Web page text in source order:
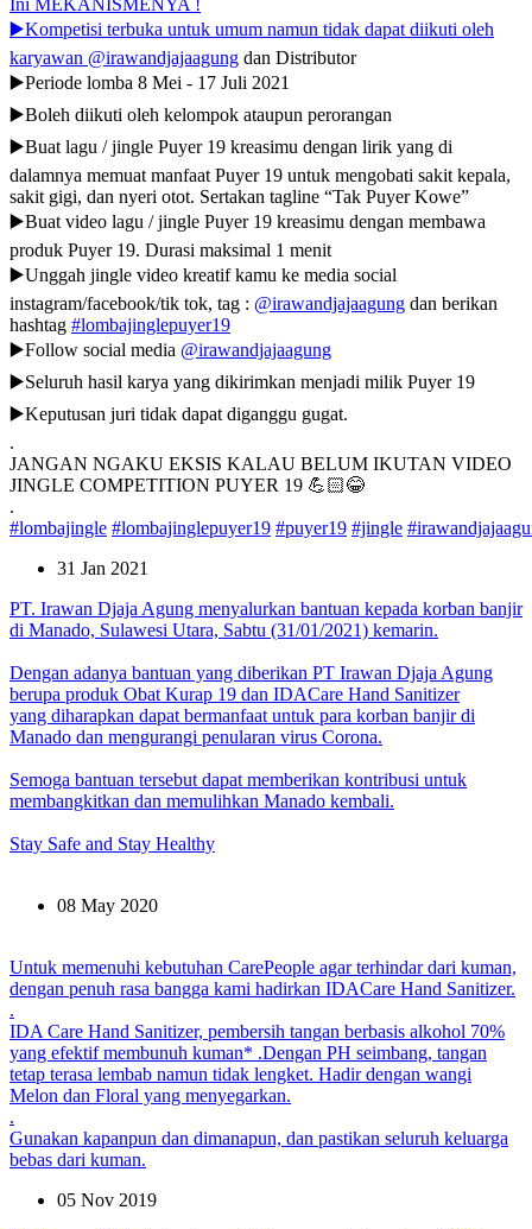
Ini MEKANISMENYA !
▶️Kompetisi terbuka untuk umum namun tidak dapat diikuti oleh
karyawan @irawandjajaagung dan Distributor
▶️Periode lomba 8 Mei - 17 Juli 2021
▶️Boleh diikuti oleh kelompok ataupun perorangan
▶️Buat lagu / jingle Puyer 19 kreasimu dengan lirik yang di
dalamnya memuat manfaat Puyer 19 untuk mengobati sakit kepala,
sakit gigi, dan nyeri otot. Sertakan tagline “Tak Puyer Kowe”
▶️Buat video lagu / jingle Puyer 19 kreasimu dengan membawa
produk Puyer 19. Durasi maksimal 1 menit
▶️Unggah jingle video kreatif kamu ke media social
instagram/facebook/tik tok, tag : @irawandjajaagung dan berikan
hashtag #lombajinglepuyer19
▶️Follow social media @irawandjajaagung
▶️Seluruh hasil karya yang dikirimkan menjadi milik Puyer 19
▶️Keputusan juri tidak dapat diganggu gugat.
.
JANGAN NGAKU EKSIS KALAU BELUM IKUTAN VIDEO
JINGLE COMPETITION PUYER 19 💪🏻😂
.
#lombajingle #lombajinglepuyer19 #puyer19 #jingle
31 Jan 2021
PT. Irawan Djaja Agung menyalurkan bantuan kepada korban banjir
di Manado, Sulawesi Utara, Sabtu (31/01/2021) kemarin.
Dengan adanya bantuan yang diberikan PT Irawan Djaja Agung
berupa produk Obat Kurap 19 dan IDACare Hand Sanitizer
yang diharapkan dapat bermanfaat untuk para korban banjir di
Manado dan mengurangi penularan virus Corona.
Semoga bantuan tersebut dapat memberikan kontribusi untuk
membangkitkan dan memulihkan Manado kembali.
Stay Safe and Stay Healthy
08 May 2020
Untuk memenuhi kebutuhan CarePeople agar terhindar dari kuman,
dengan penuh rasa bangga kami hadirkan IDACare Hand Sanitizer.
.
IDA Care Hand Sanitizer, pembersih tangan berbasis alkohol 70%
yang efektif membunuh kuman* .Dengan PH seimbang, tangan
tetap terasa lembab namun tidak lengket. Hadir dengan wangi
Melon dan Floral yang menyegarkan.
.
Gunakan kapanpun dan dimanapun, dan pastikan seluruh keluarga
bebas dari kuman.
05 Nov 2019